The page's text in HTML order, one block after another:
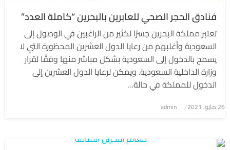
فنادق الحجر الصحي للعابرين بالبحرين “كاملة العدد”
تعتبر مملكة البحرين جسرًا لكثير من الراغبين في الوصول إلى
السعودية وأغلبهم من رعايا الدول العشرين المحظورة التي لا
يسمح بالدخول إلى السعودية بشكل مباشر منها وفقًا لقرار
وزارة الداخلية السعودية. ويمكن لرعايا الدول العشرين إلى
الدخول للمملكة في حالة…
نُشر
26 مايو، 2021 admin